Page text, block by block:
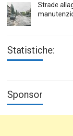
Strade
Statistiche:
Sponsor